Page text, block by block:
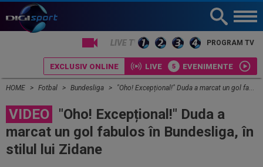
PROGRAM TV
EXCLUSIV ONLINE LIVE EVENIMENTE
HOME Fotbal Bundesliga "Oho! Excepțional!" Duda a marcat un gol fabulos în Bundesliga, în stilul lui Zidane
VIDEO
"Oho! Excepțional!" Duda a
marcat un gol fabulos în Bundesliga, în
stilul lui Zidane